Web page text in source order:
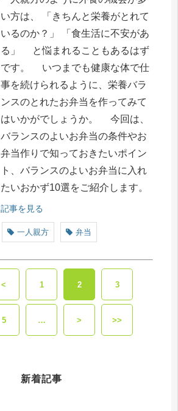
い方は、 「きちんと栄養がとれて
いるのか？」 「食生活に不安があ
る」 と悩まれることもあるはず
です。 いつまでも健康な体で仕
事を続けられるように、栄養バラ
ンスのとれたお弁当を作ってみて
はいかがでしょうか。 今回は、
バランスのよいお弁当の条件やお
弁当作りで知っておきたいポイン
ト、バランスのよいお弁当に入れ
たいおかず10選をご紹介します。
記事を見る
一人親方 弁当
< 1 2 3
5 … > >>
新着記事